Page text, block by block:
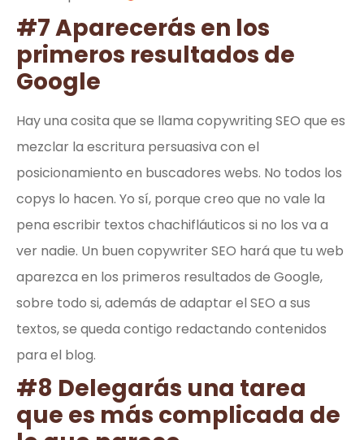
#7 Aparecerás en los
primeros resultados de
Google
Hay una cosita que se llama copywriting SEO que es
mezclar la escritura persuasiva con el
posicionamiento en buscadores webs. No todos los
copys lo hacen. Yo sí, porque creo que no vale la
pena escribir textos chachifláuticos si no los va a
ver nadie. Un buen copywriter SEO hará que tu web
aparezca en los primeros resultados de Google,
sobre todo si, además de adaptar el SEO a sus
textos, se queda contigo redactando contenidos
para el blog.
#8 Delegarás una tarea
que es más complicada de